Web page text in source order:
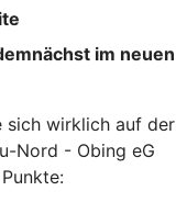
im neuen
sich wirklich auf der
Nord - Obing eG